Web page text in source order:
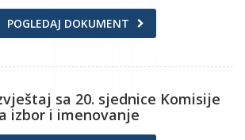
POGLEDAJ DOKUMENT
sa 20. sjednice Komisije
izbor i imenovanje